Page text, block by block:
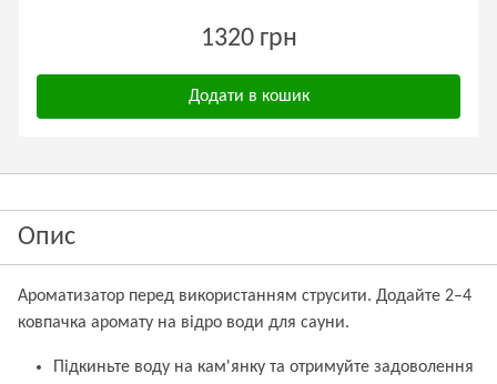
1320 грн
Додати в кошик
Опис
Ароматизатор перед використанням струсити. Додайте 2–4
ковпачка аромату на відро води для сауни.
Підкиньте воду на кам'янку та отримуйте задоволення